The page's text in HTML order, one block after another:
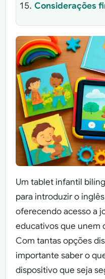
Considerações
Um tablet infantil
para introduzir o
oferecendo acesso a
educativos que unem
Com tantas opções
importante saber o
dispositivo que seja